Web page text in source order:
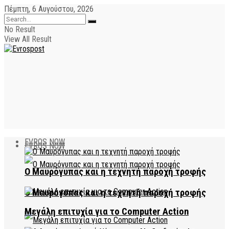
Πέμπτη, 6 Αυγούστου, 2026
No Result
View All Result
EVROS NOW
Ο Μαυρόγυπας και η τεχνητή παροχή τροφής
EVROS NOW
Ο Μαυρόγυπας και η τεχνητή παροχή τροφής
Μεγάλη επιτυχία για το Computer Action